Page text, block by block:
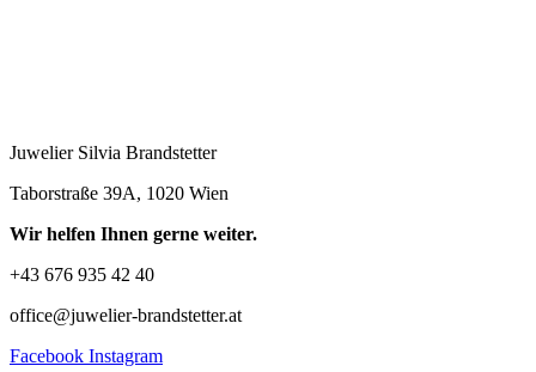
Juwelier Silvia Brandstetter
Taborstraße 39A, 1020 Wien
Wir helfen Ihnen gerne weiter.
+43 676 935 42 40
office@juwelier-brandstetter.at
Facebook Instagram